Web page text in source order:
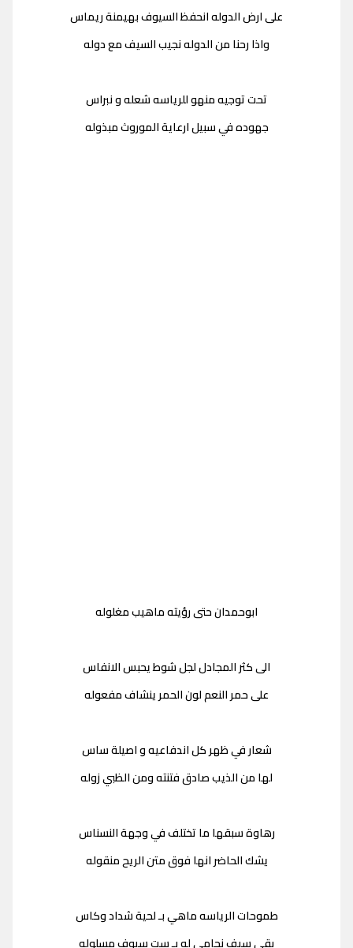
على ارض الدوله انحفظ السيوف بهيمنة ريماس
واذا رحنا من الدوله نجيب السيف مع دوله
تحت توجيه منهو للرياسه شعله و نبراس
جهوده في سبيل ارعاية الموروث مبذوله
ابوحمدان حتى رؤيته ماهيب مغلوله
الى كثر المجادل لجل شوط يحبس الانفاس
على حمر النعم لون الحمر ينشاف مفعوله
شعار في ظهر كل اندفاعيه و اصيلة ساس
لها من الذيب صادق فتنته ومن الظبي زوله
رهاوة سبقها ما تختلف في وجهة النسناس
يشك الحاضر انها فوق متن الريح منقوله
طموحات الرياسه ماهي بـ لحية شداد وكاس
بقى سيف نحامي له بـ ست سيوف مسلوله